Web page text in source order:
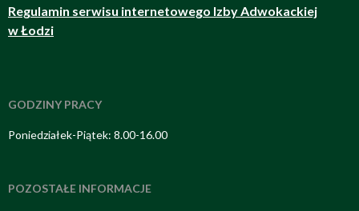
Regulamin serwisu internetowego Izby Adwokackiej
w Łodzi
GODZINY PRACY
Poniedziałek-Piątek: 8.00-16.00
POZOSTAŁE INFORMACJE